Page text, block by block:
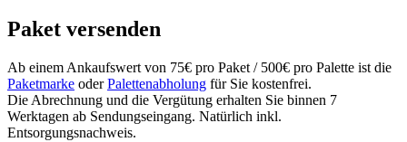
Paket versenden
Ab einem Ankaufswert von 75€ pro Paket / 500€ pro Palette ist die
Paketmarke oderPalettenabholung für Sie kostenfrei.
Die Abrechnung und die Vergütung erhalten Sie binnen 7
Werktagen ab Sendungseingang. Natürlich inkl.
Entsorgungsnachweis.